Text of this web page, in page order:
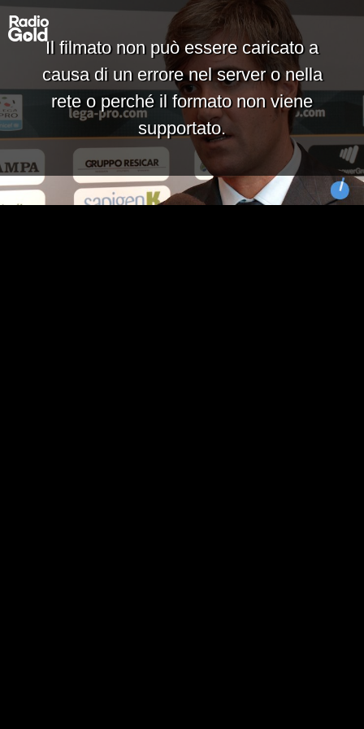
Il filmato non può essere caricato a
causa di un errore nel server o nella
rete o perché il formato non viene
supportato.